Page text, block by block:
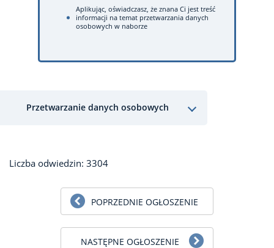
Aplikując, oświadczasz, że znana Ci jest treść
informacji na temat przetwarzania danych
osobowych w naborze
Przetwarzanie danych osobowych
Liczba odwiedzin: 3304
POPRZEDNIE OGŁOSZENIE
NASTĘPNE OGŁOSZENIE